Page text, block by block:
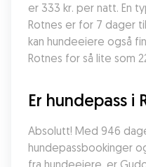
er 333 kr. per natt. En
Rotnes er for 7 dager
kan hundeeiere også
Rotnes for så lite som
Er hundepass i
Absolutt! Med 946
hundepassbookinger
fra hundeeiere, er